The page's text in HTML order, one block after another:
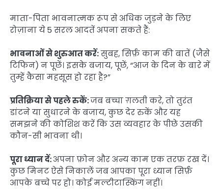
माता-पिता भावनात्मक रूप से अधिक जुड़ने के लिए
रोज़ाना ये 5 सरल आदतें अपना सकते हैं:
भावनाओं से शुरुआत करें:सुबह, सिर्फ़ काम की बातें (जैसे
टिफिन) न पूछें। इसके बजाय, पूछें, “आज के दिन के बारे में
तुम्हें कैसा महसूस हो रहा है?”
प्रतिक्रिया से पहले रुकें:जब बच्चा ग़लती करे, तो तुरंत
डांटने या सुधारने के बजाय, कुछ देर रुकें और यह
समझने की कोशिश करें कि उस व्यवहार के पीछे उसकी
कौन-सी भावना थी।
पूरा ध्यान दें:अपना फ़ोन और अन्य काम एक तरफ़ रख दें।
कुछ मिनट ऐसे निकालें जब आपका पूरा ध्यान सिर्फ़
आपके बच्चे पर हो। कोई मल्टीटास्किंग नहीं।